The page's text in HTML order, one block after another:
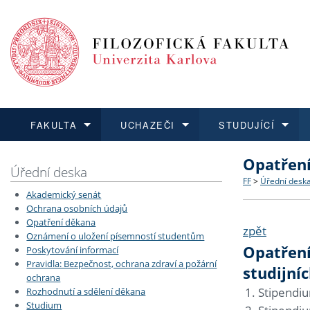
FAKULTA
Dozvědět se více
Struktura
Strategie
Fakultní
UCHAZEČI
Podat přihlášku
Co
Učitelské
STUDUJÍCÍ
Dozvědět se více
Dozvědět se více
O vědě a
Dozvědět se více
Aktuální
Úřední deska
Akademický senát
Ochrana osobních údajů
Opatření děkana
Oznámení o uložení písemností studentům
Poskytování informací
Pravidla: Bezpečnost, ochrana zdraví a požární
ochrana
Rozhodnutí a sdělení děkana
Studium
FF > Úřední deska
zpět